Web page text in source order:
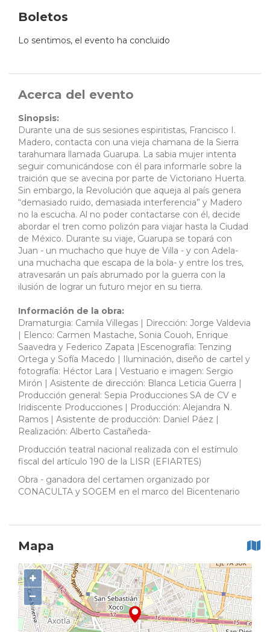
Boletos
Lo sentimos, el evento ha concluido
Acerca del evento
Sinopsis:
Durante una de sus sesiones espiritistas, Francisco I.
Madero, contacta con una vieja chamana de la Sierra
tarahumara llamada Guarupa. La sabia mujer intenta
seguir comunicándose con él para informarle sobre la
traición que se avecina por parte de Victoriano Huerta.
Sin embargo, la Revolución que aqueja al país genera
“demasiado ruido, demasiada interferencia” y Madero
no la escucha. Al no poder contactarse con él, decide
abordar el tren como polizón para viajar hasta la Ciudad
de México. Durante su viaje, Guarupa se topará con
Juan - un muchacho que huye de Villa - y con Adela-
una muchacha que escapa de la bola- y entre los tres,
atravesarán un país abrumado por la guerra con la
ilusión de lograr un futuro mejor en su tierra.
Información de la obra:
Dramaturgia: Camila Villegas | Dirección: Jorge Valdevia
| Elenco: Carmen Mastache, Sonia Couoh, Enrique
Saavedra y Federico Zapata |Escenografía: Tenzing
Ortega y Sofía Macedo | Iluminación, diseño de cartel y
fotografía: Héctor Lara | Vestuario e imagen: Sergio
Mirón | Asistente de dirección: Blanca Leticia Guerra |
Producción general: Sepia Producciones SA de CV e
Iridiscente Producciones | Producción: Alejandra N.
Ramos | Asistente de producción: Daniel Páez |
Realización: Alberto Castañeda-
Producción teatral nacional realizada con el estímulo
fiscal del artículo 190 de la LISR (EFIARTES)
Obra - ganadora del certamen organizado por
CONACULTA y SOGEM en el marco del Bicentenario
Mapa
+
−